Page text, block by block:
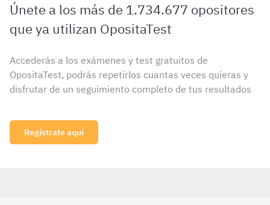
Únete a los más de 1.734.677 opositores
que ya utilizan OpositaTest
Accederás a los exámenes y test gratuitos de
OpositaTest, podrás repetirlos cuantas veces quieras y
disfrutar de un seguimiento completo de tus resultados
Regístrate aquí